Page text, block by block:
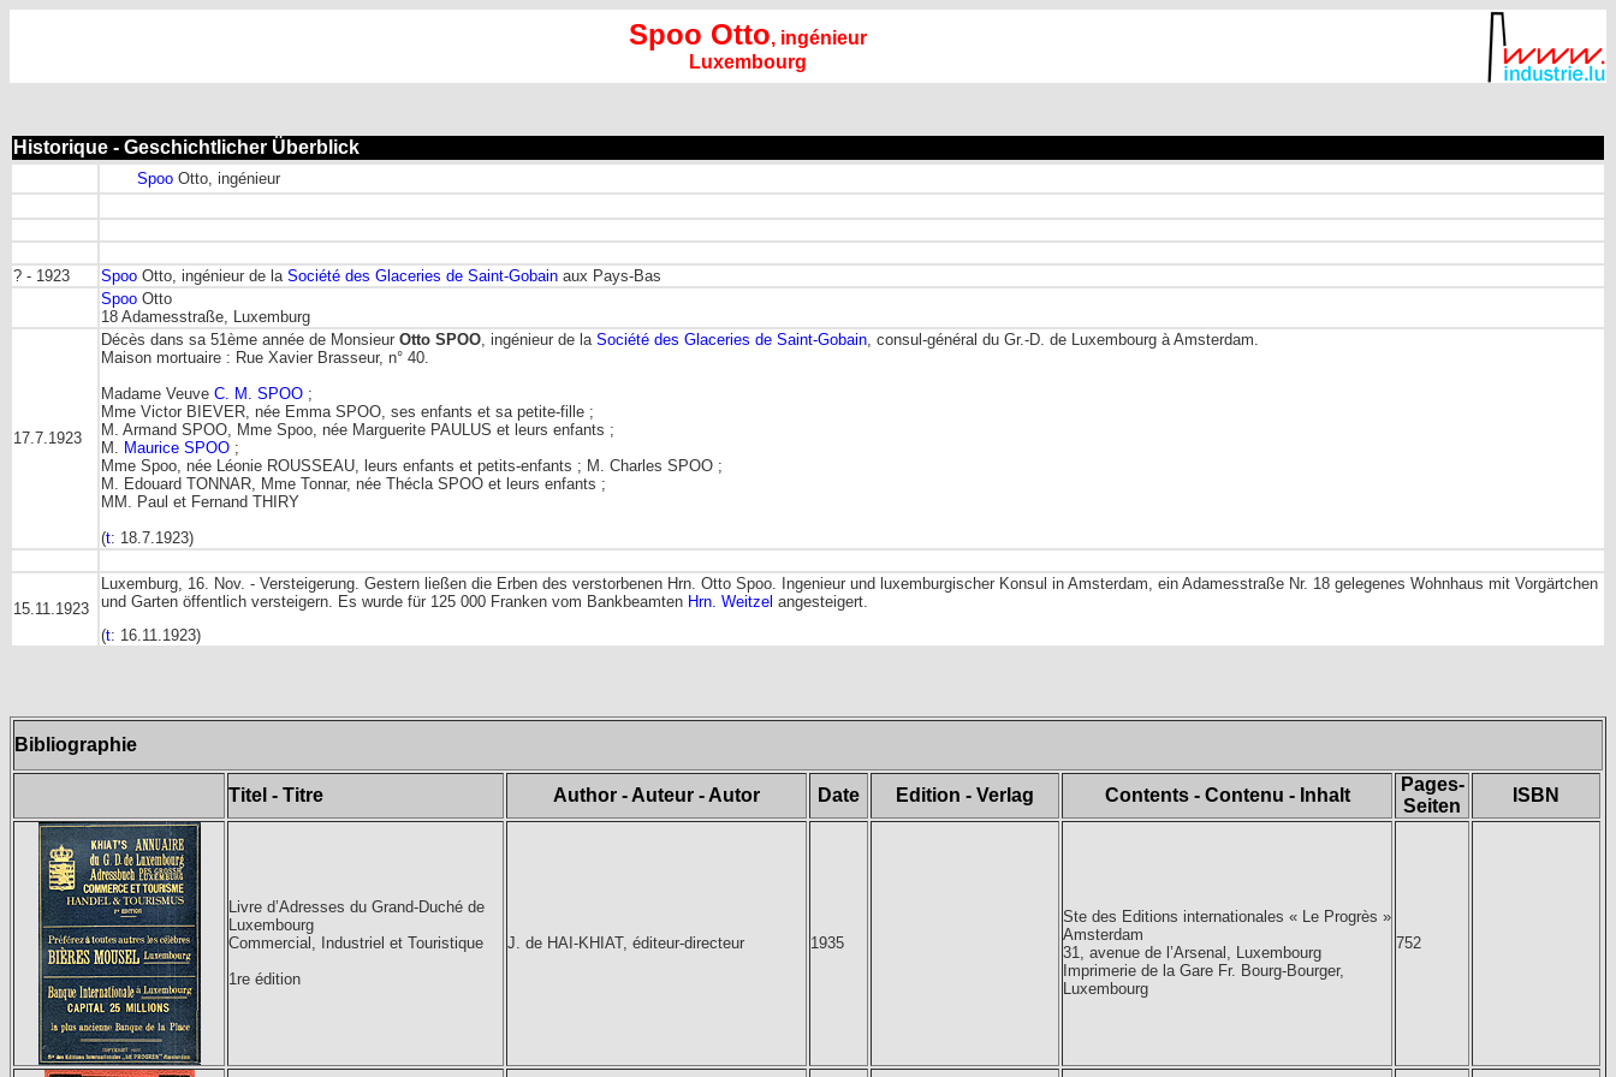
Spoo Otto, ingénieur
Luxembourg
Historique - Geschichtlicher Überblick
Spoo Otto, ingénieur
? - 1923 Spoo Otto, ingénieur de la Société des Glaceries de Saint-Gobain aux Pays-Bas
Spoo Otto
18 Adamesstraße, Luxemburg
17.7.1923
Décès dans sa 51ème année de Monsieur Otto SPOO, ingénieur de la Société des Glaceries de Saint-Gobain, consul-général du Gr.-D. de Luxembourg à Amsterdam.
Maison mortuaire : Rue Xavier Brasseur, n° 40.
Madame Veuve C. M. SPOO ;
Mme Victor BIEVER, née Emma SPOO, ses enfants et sa petite-fille ;
M. Armand SPOO, Mme Spoo, née Marguerite PAULUS et leurs enfants ;
M. Maurice SPOO ;
Mme Spoo, née Léonie ROUSSEAU, leurs enfants et petits-enfants ; M. Charles SPOO ;
M. Edouard TONNAR, Mme Tonnar, née Thécla SPOO et leurs enfants ;
MM. Paul et Fernand THIRY
(t: 18.7.1923)
15.11.1923
Luxemburg, 16. Nov. - Versteigerung. Gestern ließen die Erben des verstorbenen Hrn. Otto Spoo. Ingenieur und luxemburgischer Konsul in Amsterdam, ein Adamesstraße Nr. 18 gelegenes Wohnhaus mit Vorgärtchen
und Garten öffentlich versteigern. Es wurde für 125 000 Franken vom Bankbeamten Hrn. Weitzel angesteigert.
(t: 16.11.1923)
Bibliographie
Titel - Titre Author - Auteur - Autor Date Edition - Verlag Contents - Contenu - Inhalt
Pages-
Seiten
ISBN
Livre d’Adresses du Grand-Duché de
Luxembourg
Commercial, Industriel et Touristique
1re édition
J. de HAI-KHIAT, éditeur-directeur 1935
Ste des Editions internationales « Le Progrès »
Amsterdam
31, avenue de l’Arsenal, Luxembourg
Imprimerie de la Gare Fr. Bourg-Bourger,
Luxembourg
752